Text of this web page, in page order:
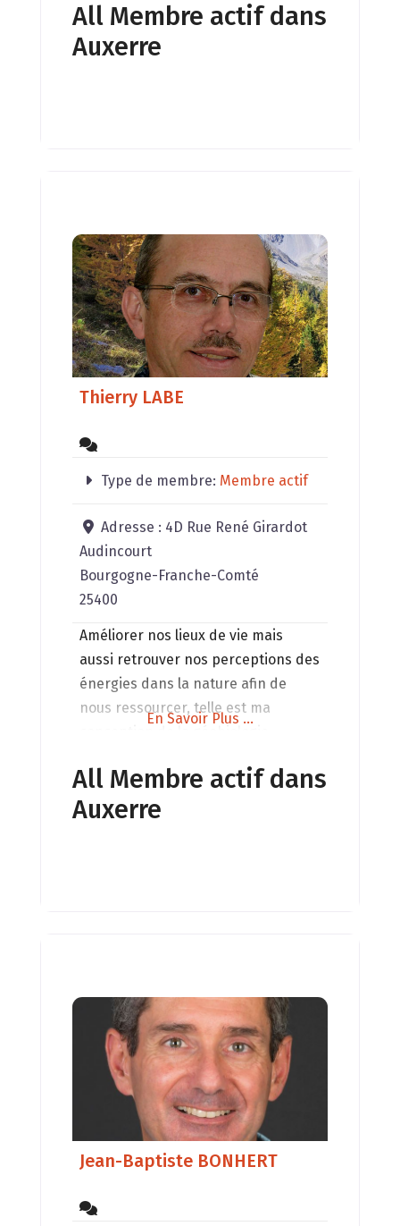
le plus possible les champs
électromagnétiques perturbants. –
All Membre actif dans
Auxerre
Thierry LABE
Type de membre: Membre actif
Adresse : 4D Rue René Girardot
Audincourt
Bourgogne-Franche-Comté
25400
Améliorer nos lieux de vie mais
aussi retrouver nos perceptions des
énergies dans la nature afin de
nous ressourcer, telle est ma
En Savoir Plus ...
All Membre actif dans
Auxerre
Jean-Baptiste BONHERT